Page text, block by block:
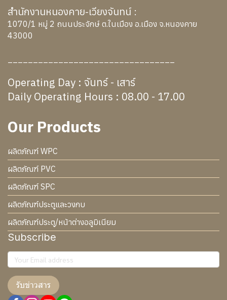
สำนักงานหนองคาย-เวียงจันทน์ :
1070/1 หมู่ 2 ถนนประจักษ์ ต.ในเมือง อ.เมือง จ.หนองคาย
43000
Operating Day : จันทร์ - เสาร์
Daily Operating Hours : 08.00 - 17.00
Our Products
ผลิตภัณฑ์ WPC
ผลิตภัณฑ์ PVC
ผลิตภัณฑ์ SPC
ผลิตภัณฑ์ประตูและวงกบ
ผลิตภัณฑ์ประตู/หน้าต่างอลูมิเนียม
Subscribe
รับข่าวสาร